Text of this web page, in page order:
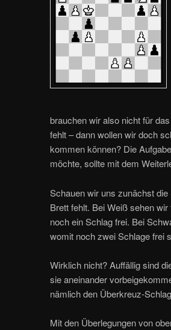
brauchen wir also nicht für
fehlt – dann wollen wir doch
kommen können? Die
möchte, sollte mit dem
Schauen wir uns zunächst
Brett fehlt. Bei Weiß sehen
noch ein Schlag frei. Bei
womit noch zwei Schlage frei
Wirklich nicht? Auffällig sind
sie aneinander
nämlich den Überkreuz-
Mit den Überlegungen von